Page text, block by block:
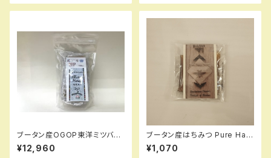
ブータン産OGOP東洋ミツバチ
はちみつスティック １００
¥12,960
ブータン産はちみつ Pure Hap
py Honey BUCKWHEAT（ピ
ンクのそばの花）スティック10
¥1,070